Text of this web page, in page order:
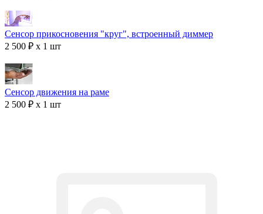
Сенсор прикосновения "круг", встроенный диммер
2 500 ₽ x 1 шт
Сенсор движения на раме
2 500 ₽ x 1 шт